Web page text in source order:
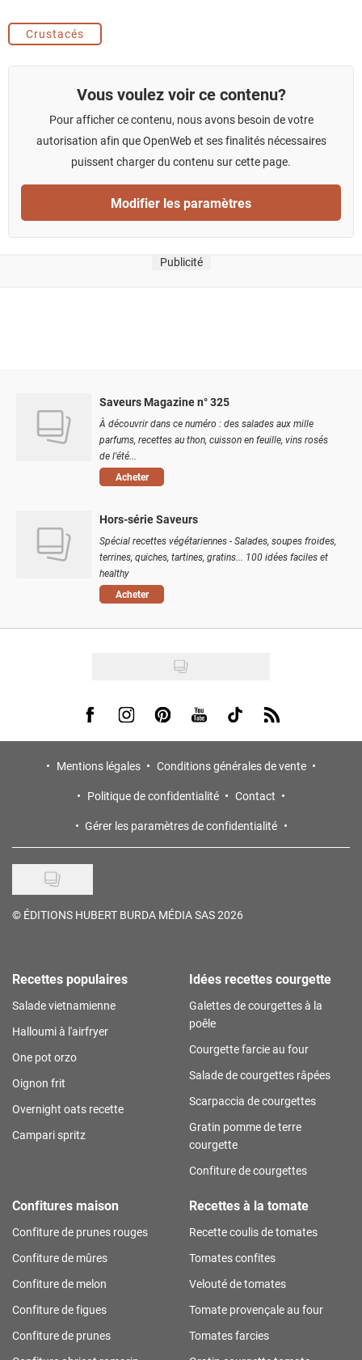
Crustacés
Vous voulez voir ce contenu?
Pour afficher ce contenu, nous avons besoin de votre
autorisation afin que OpenWeb et ses finalités nécessaires
puissent charger du contenu sur cette page.
Modifier les paramètres
Publicité
Saveurs Magazine n° 325
À découvrir dans ce numéro : des salades aux mille
parfums, recettes au thon, cuisson en feuille, vins rosés
de l'été...
Acheter
Hors-série Saveurs
Spécial recettes végétariennes - Salades, soupes froides,
terrines, quiches, tartines, gratins... 100 idées faciles et
healthy
Acheter
Visit us on Facebook
Visit us on Instagram
Visit us on Pinterest
Visit us on Youtube
Visit us on Tiktok
Visit us on Rss
Mentions légales
Conditions générales de vente
Politique de confidentialité
Contact
Gérer les paramètres de confidentialité
© ÉDITIONS HUBERT BURDA MÉDIA SAS 2026
Recettes populaires
Salade vietnamienne
Halloumi à l'airfryer
One pot orzo
Oignon frit
Overnight oats recette
Campari spritz
Idées recettes courgette
Galettes de courgettes à la
poêle
Courgette farcie au four
Salade de courgettes râpées
Scarpaccia de courgettes
Gratin pomme de terre
courgette
Confiture de courgettes
Confitures maison
Confiture de prunes rouges
Confiture de mûres
Confiture de melon
Confiture de figues
Confiture de prunes
Recettes à la tomate
Recette coulis de tomates
Tomates confites
Velouté de tomates
Tomate provençale au four
Tomates farcies